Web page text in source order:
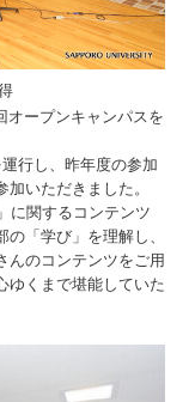
オープンキャンパスを
行し、昨年度の参加
いただきました。
に関するコンテンツ
「学び」を理解し、
んのコンテンツをご用
ゆくまで堪能していた